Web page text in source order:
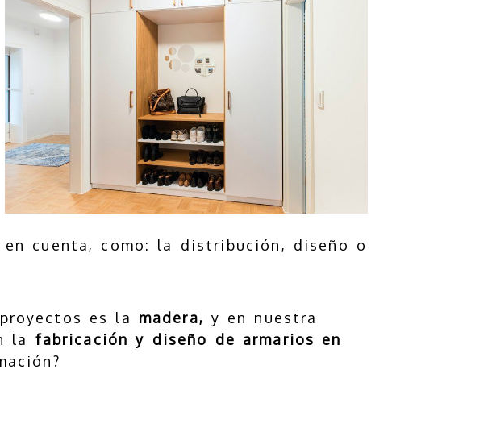
cuenta, como: la distribución, diseño o
es la madera, y en nuestra
la fabricación y diseño de armarios en